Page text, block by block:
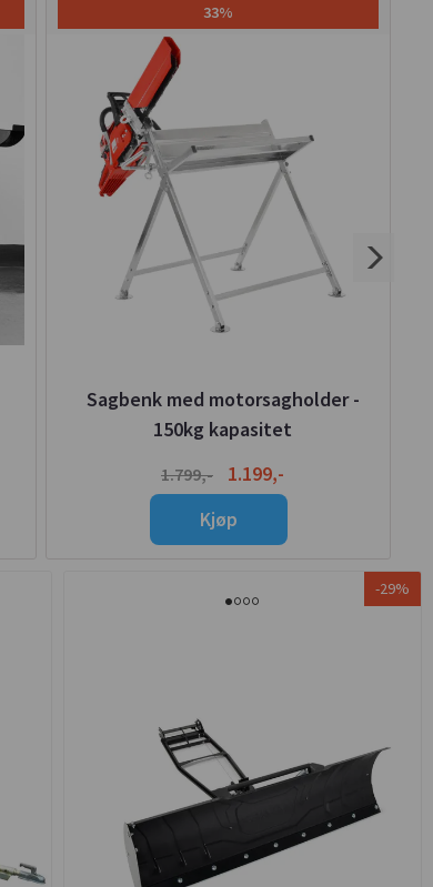
33%
Sagbenk med motorsagholder -
150kg kapasitet
1.799,-
1.199,-
Kjøp
-29%